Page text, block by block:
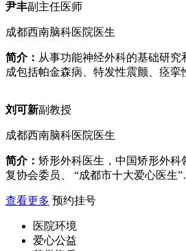
尹丰副主任医师
成都西南脑科医院医生
简介： 从事功能神经外科的基础研
成包括帕金森病、特发性震颤、痉
刘可新副教授
成都西南脑科医院医生
简介： 矫形外科医生，中国矫形外科
复协会委员、 “成都市十大爱心医生
查看更多 预约挂号
医院环境
爱心公益